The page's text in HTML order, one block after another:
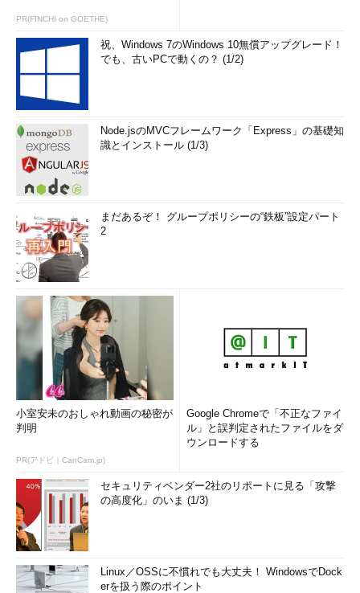
PR(FINCHI on GOETHE)
祝、Windows 7のWindows 10無償アップグレード！
でも、古いPCで動くの？ (1/2)
Node.jsのMVCフレームワーク「Express」の基礎知
識とインストール (1/3)
まだあるぞ！ グループポリシーの“鉄板”設定パート
2
小室安未のおしゃれ動画の秘密が
判明
PR(アドビ｜CanCam.jp)
Google Chromeで「不正なファイ
ル」と誤判定されたファイルをダ
ウンロードする
セキュリティベンダー2社のリポートに見る「攻撃
の高度化」のいま (1/3)
Linux／OSSに不慣れでも大丈夫！ WindowsでDock
erを扱う際のポイント